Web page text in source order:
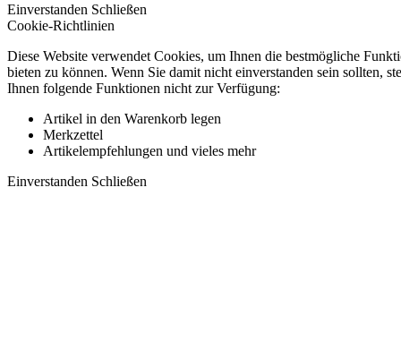
Einverstanden Schließen
Cookie-Richtlinien
Diese Website verwendet Cookies, um Ihnen die bestmögliche
bieten zu können. Wenn Sie damit nicht einverstanden sein sollten,
Ihnen folgende Funktionen nicht zur Verfügung:
Artikel in den Warenkorb legen
Merkzettel
Artikelempfehlungen und vieles mehr
Einverstanden Schließen